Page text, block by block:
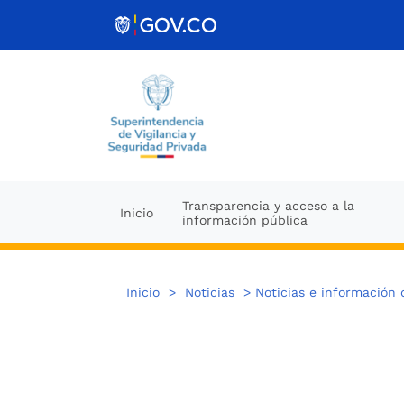
Inicio
Transparencia y acceso a la
información pública
Inicio> Noticias> Noticias e información